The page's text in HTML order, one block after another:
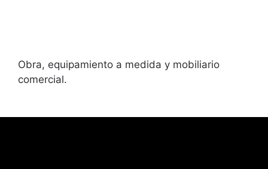
Obra, equipamiento a medida y mobiliario
comercial.